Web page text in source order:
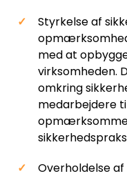
Styrkelse af
med at
virksomheden.
omkring
medarbejdere
opmærksomme
Overholdelse